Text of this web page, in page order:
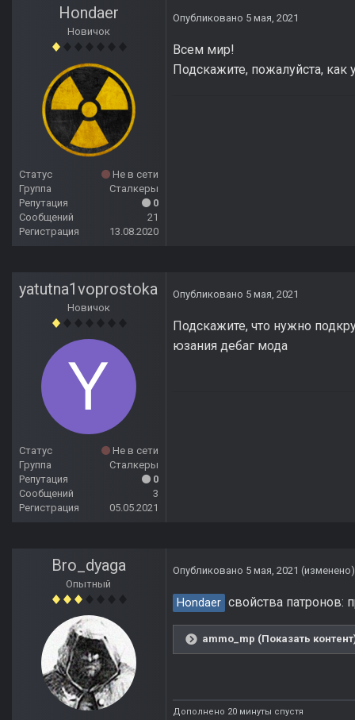
Hondaer
Новичок
Статус
Не в сети
Группа
Сталкеры
Репутация
0
Сообщений
21
Регистрация
13.08.2020
Опубликовано 5 мая, 2021
Всем мир!
Подскажите, пожалуйста, как
yatutna1voprostoka
Новичок
Статус
Не в сети
Группа
Сталкеры
Репутация
0
Сообщений
3
Регистрация
05.05.2021
Опубликовано 5 мая, 2021
Подскажите, что нужно
юзания дебаг мода
Bro_dyaga
Опытный
Опубликовано 5 мая, 2021 (изменено)
Hondaer свойства патронов:
ammo_mp (Показать
Дополнено 20 минуты спустя